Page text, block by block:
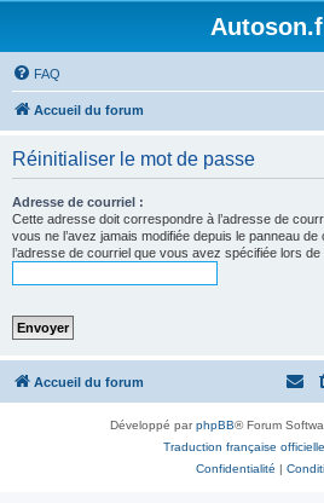
FAQ
Accueil du forum
Réinitialiser le mot de passe
Adresse de courriel :
Cette adresse doit correspondre à l’adresse de
vous ne l’avez jamais modifiée depuis le panneau de
l’adresse de courriel que vous avez spécifiée lors de
Accueil du forum
Développé parphpBB® Forum
Traduction française officielle
Confidentialité |